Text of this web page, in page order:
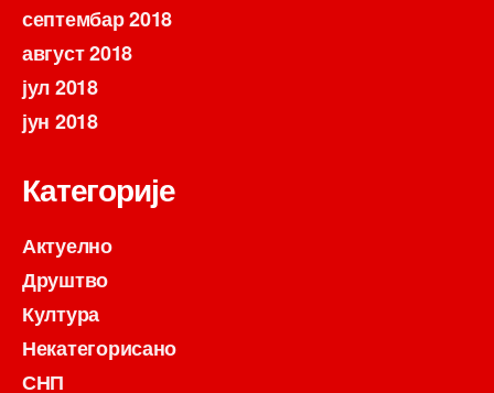
септембар 2018
август 2018
јул 2018
јун 2018
Категорије
Актуелно
Друштво
Култура
Некатегорисано
СНП